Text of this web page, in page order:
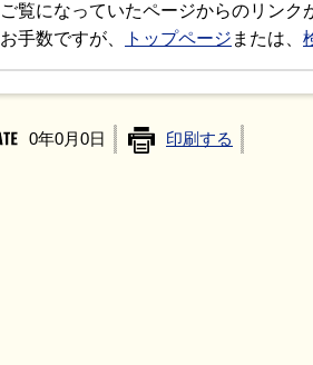
ご覧になっていたページからのリン
お手数ですが、
トップページ または、
0年0月0日 印刷する